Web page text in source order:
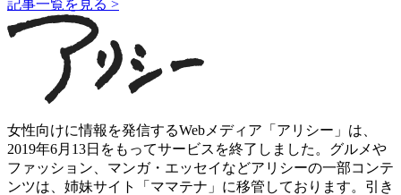
記事一覧を見る >
女性向けに情報を発信するWebメディア「アリシー」は、
2019年6月13日をもってサービスを終了しました。グルメや
ファッション、マンガ・エッセイなどアリシーの一部コンテ
ンツは、姉妹サイト「ママテナ」に移管しております。引き